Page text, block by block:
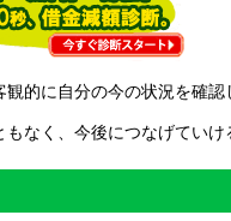
的に自分の今の状況を確認
なく、今後につなげていけ